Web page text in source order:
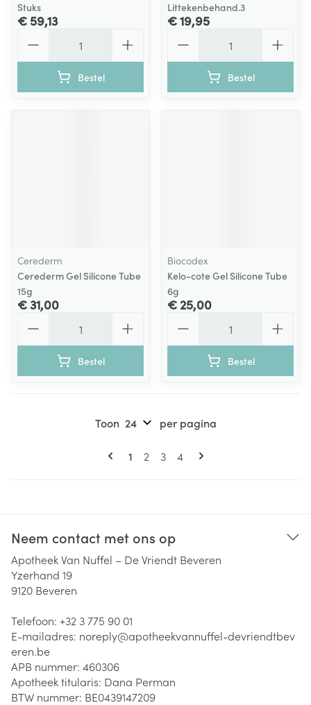
Stuks
€ 59,13
Bestel
Littekenbehand.3
€ 19,95
Bestel
Cerederm
Cerederm Gel Silicone Tube
15g
€ 31,00
Bestel
Biocodex
Kelo-cote Gel Silicone Tube
6g
€ 25,00
Bestel
Pagina's
U lees momenteel pagina
1 Pagina
2 Pagina
3 Pagina
4
Toon per pagina
Neem contact met ons op
Apotheek Van Nuffel – De Vriendt Beveren
Yzerhand 19
9120 Beveren
Telefoon: +32 3 775 90 01
E-mailadres: noreply@apotheekvannuffel-devriendtbev
eren.be
APB nummer: 460306
Apotheek titularis: Dana Perman
BTW nummer: BE0439147209